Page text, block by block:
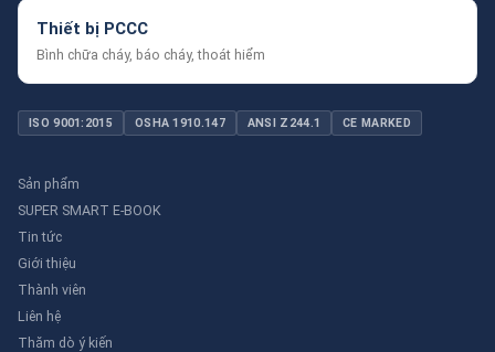
Thiết bị PCCC
Bình chữa cháy, báo cháy, thoát hiểm
ISO 9001:2015 OSHA 1910.147 ANSI Z244.1 CE MARKED
Sản phẩm
SUPER SMART E-BOOK
Tin tức
Giới thiệu
Thành viên
Liên hệ
Thăm dò ý kiến